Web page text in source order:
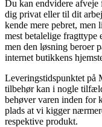
Du kan endvidere afveje
dig privat eller til dit
kende mere pebret, men
mest betalelige fragttype
men den løsning beroer
internet butikkens
Leveringstidspunktet på
tilbehør kan i nogle
behøver varen inden for
plads at vi kigger
respektive produkt.